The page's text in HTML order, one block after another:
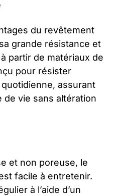
du revêtement
grande résistance et
partir de matériaux de
pour résister
assurant
de vie sans altération
et non poreuse, le
facile à entretenir.
à l’aide d’un